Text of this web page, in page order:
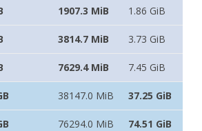
1907.3 MiB 1.86 GiB
3814.7 MiB 3.73 GiB
7629.4 MiB 7.45 GiB
38147.0 MiB 37.25 GiB
76294.0 MiB 74.51 GiB